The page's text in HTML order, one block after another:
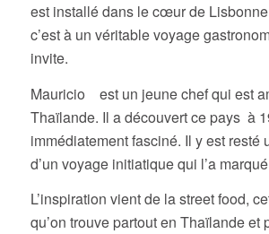
est installé dans le cœur de
c’est à un véritable voyage
invite.
Mauricio est un jeune chef qui est
Thaïlande. Il a découvert ce pays à
immédiatement fasciné. Il y est resté
d’un voyage initiatique qui l’a
L’inspiration vient de la street food,
qu’on trouve partout en Thaïlande et